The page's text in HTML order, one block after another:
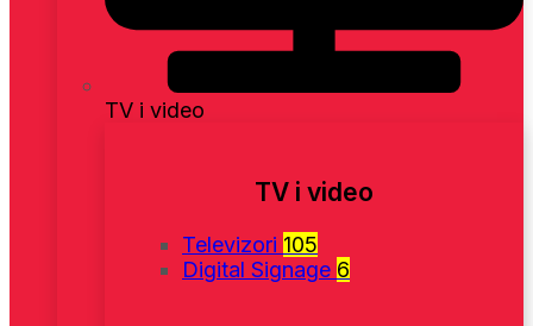
TV i video
TV i video
Televizori 105
Digital Signage 6